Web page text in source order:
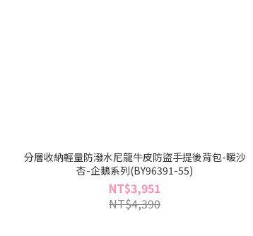
分層收納輕量防潑水尼龍牛皮防盜手提後背包-暖沙
杏-企鵝系列(BY96391-55)
NT$3,951
NT$4,390